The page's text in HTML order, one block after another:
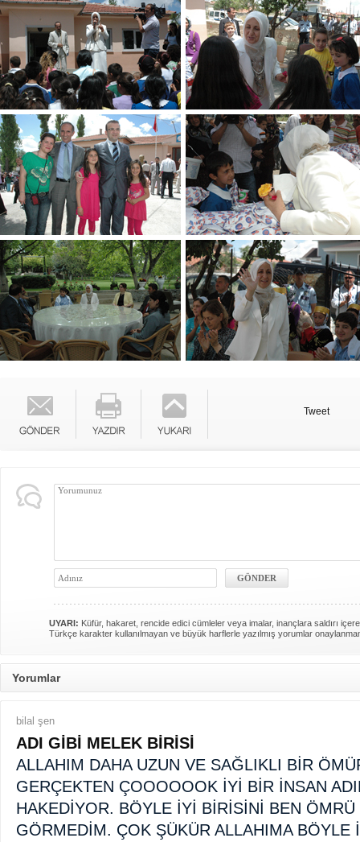
Tweet
UYARI: Küfür, hakaret, rencide edici cümleler veya imalar, inançlara saldırı
Türkçe karakter kullanılmayan ve büyük harflerle yazılmış yorumlar
Yorumlar
bilal şen
ADI GİBİ MELEK BİRİSİ
ALLAHIM DAHA UZUN VE SAĞLIKLI BİR
GERÇEKTEN ÇOOOOOOK İYİ BİR İNSAN
HAKEDİYOR. BÖYLE İYİ BİRİSİNİ BEN ÖMRÜ
GÖRMEDİM. ÇOK ŞÜKÜR ALLAHIMA BÖYLE